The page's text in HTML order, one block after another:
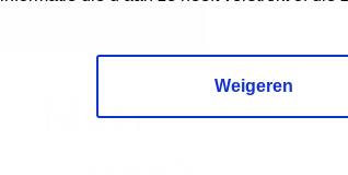
Weigeren
Meer